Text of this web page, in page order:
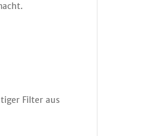
Filter aus